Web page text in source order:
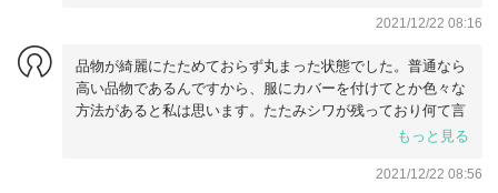
2021/12/22 08:16
品物が綺麗にたためておらず丸まった状態でした。普通なら
高い品物であるんですから、服にカバーを付けてとか色々な
方法があると私は思います。たたみシワが残っており何て言
最悪でした。高い品物なのでかなりショックでした。
もっと見る
2021/12/22 08:56